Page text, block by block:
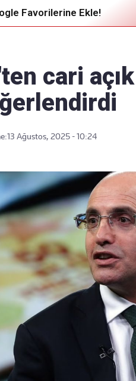
Favorilerine Ekle!
cari açık
13 Ağustos, 2025 - 10:24